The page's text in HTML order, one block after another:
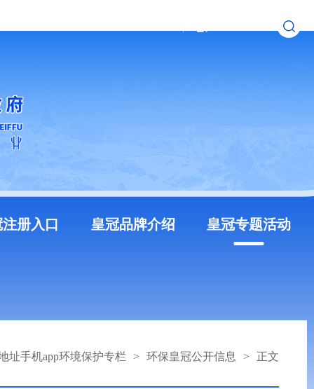
册入口 皇冠品牌介绍 皇冠专题活动
址手机app环境保护专栏 > 环保皇冠公开信息 > 正文